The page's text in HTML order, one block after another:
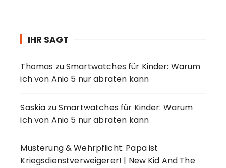
IHR SAGT
Thomas zuSmartwatches für Kinder: Warum
ich von Anio 5 nur abraten kann
Saskia zuSmartwatches für Kinder: Warum
ich von Anio 5 nur abraten kann
Musterung & Wehrpflicht: Papa ist
Kriegsdienstverweigerer! | New Kid And The